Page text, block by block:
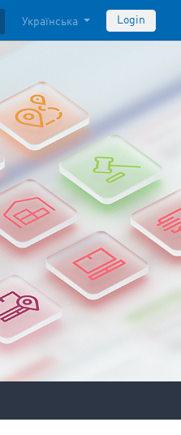
Українська Login